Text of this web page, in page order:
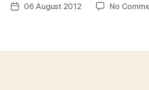
Post06 August 2012 No